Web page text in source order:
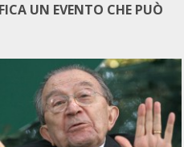
UN EVENTO CHE PUÒ